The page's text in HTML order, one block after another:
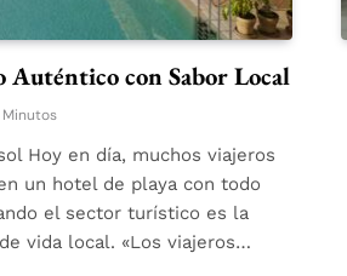
Auténtico con Sabor Local
Minutos
Hoy en día, muchos viajeros
un hotel de playa con todo
el sector turístico es la
vida local. «Los viajeros…